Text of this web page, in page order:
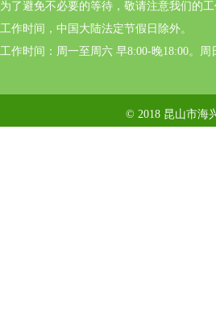
为了避免不必要的等待，敬请注意我们的
工作时间，中国大陆法定节假日除外。
工作时间：周一至周六 早8:00-晚18:00。周
© 2018 昆山市海